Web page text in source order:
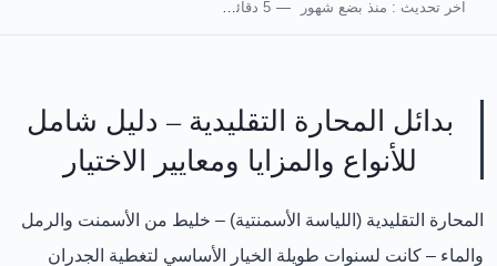
اخر تحديث : منذ بضع شهور 5 دقائق للقراءة
بدائل المحارة التقليدية – دليل شامل
للأنواع والمزايا ومعايير الاختيار
المحارة التقليدية (اللياسة الأسمنتية) – خليط من الأسمنت والرمل
والماء – كانت لسنوات طويلة الخيار الأساسي لتغطية الجدران